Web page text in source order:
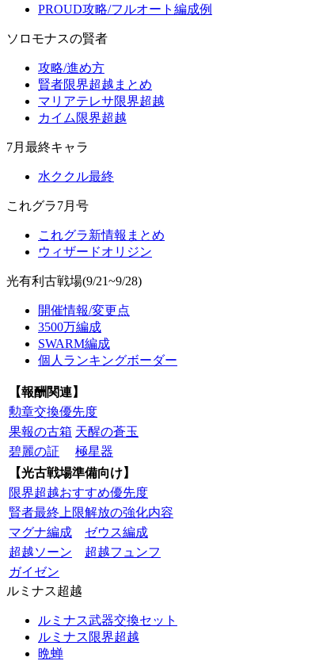
PROUD攻略/フルオート編成例
ソロモナスの賢者
攻略/進め方
賢者限界超越まとめ
マリアテレサ限界超越
カイム限界超越
7月最終キャラ
水ククル最終
これグラ7月号
これグラ新情報まとめ
ウィザードオリジン
光有利古戦場(9/21~9/28)
開催情報/変更点
3500万編成
SWARM編成
個人ランキングボーダー
【報酬関連】
勲章交換優先度
果報の古箱 天醒の蒼玉
碧麗の証
極星器
【光古戦場準備向け】
限界超越おすすめ優先度
賢者最終上限解放の強化内容
マグナ編成
ゼウス編成
超越ソーン
超越フュンフ
ガイゼン
ルミナス超越
ルミナス武器交換セット
ルミナス限界超越
晩蝉